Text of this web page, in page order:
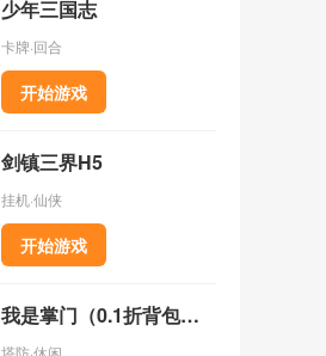
少年三国志
卡牌·回合
开始游戏
剑镇三界H5
挂机·仙侠
开始游戏
我是掌门（0.1折背包乱斗）
塔防·休闲